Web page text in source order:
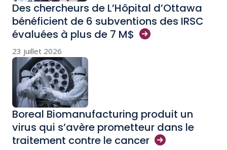
Des chercheurs de L’Hôpital d’Ottawa
bénéficient de 6 subventions des IRSC
évaluées à plus de 7 M$
23 juillet 2026
Boreal Biomanufacturing produit un
virus qui s’avère prometteur dans le
traitement contre le cancer